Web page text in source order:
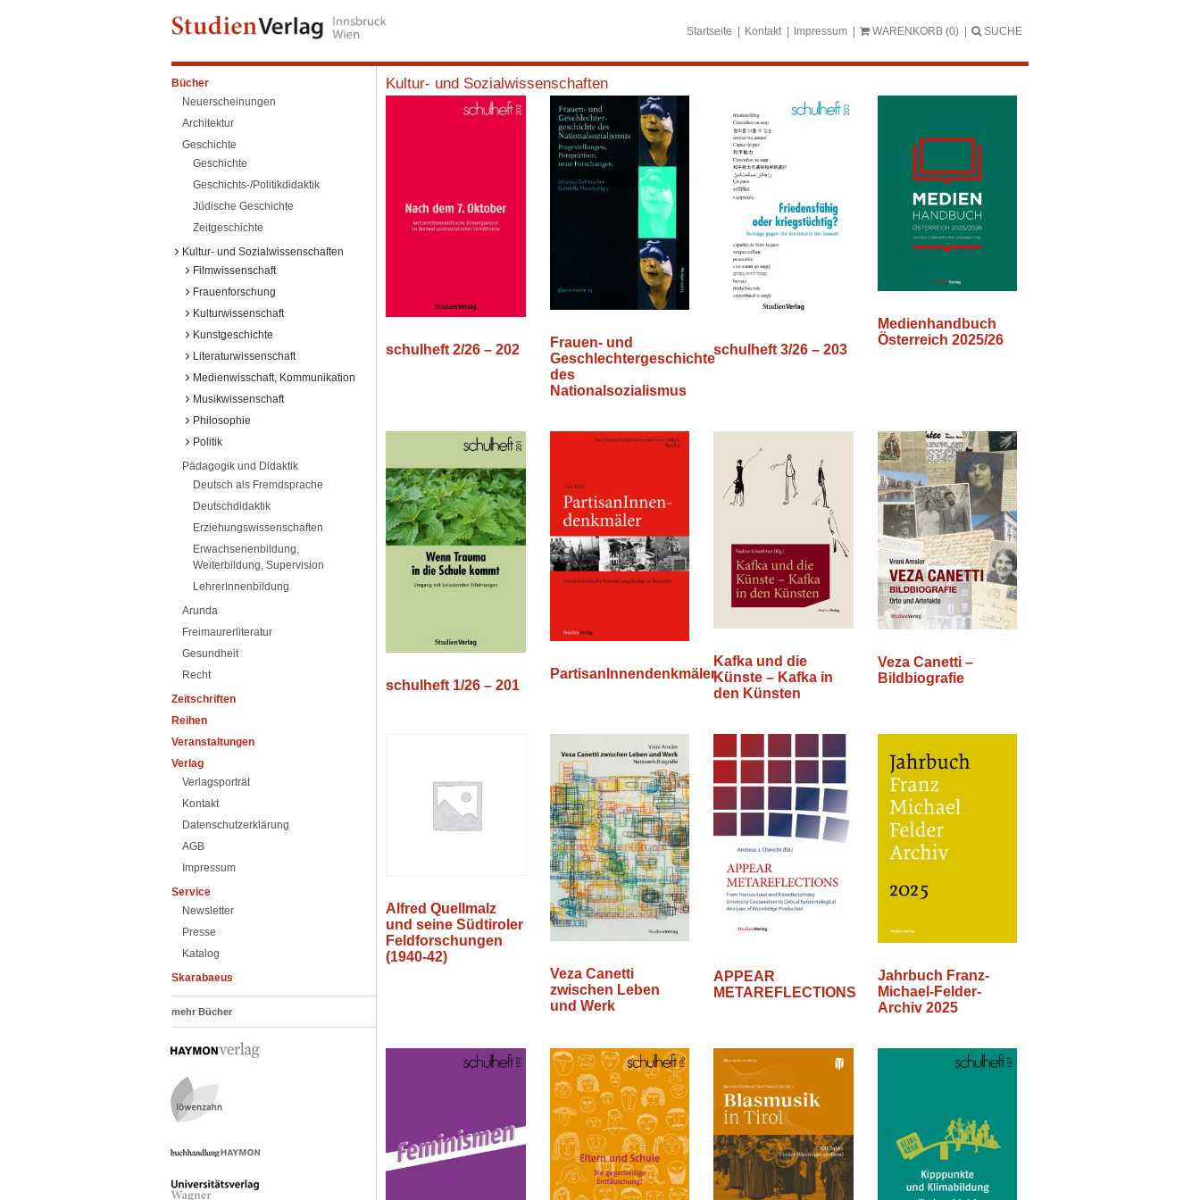
Startseite Kontakt Impressum WARENKORB (0) SUCHE
Bücher
Neuerscheinungen
Architektur
Geschichte
Geschichte
Geschichts-/Politikdidaktik
Jüdische Geschichte
Zeitgeschichte
Kultur- und Sozialwissenschaften
Filmwissenschaft
Frauenforschung
Kulturwissenschaft
Kunstgeschichte
Literaturwissenschaft
Medienwisschaft, Kommunikation
Musikwissenschaft
Philosophie
Politik
Pädagogik und Didaktik
Deutsch als Fremdsprache
Deutschdidaktik
Erziehungswissenschaften
Erwachsenenbildung,
Weiterbildung, Supervision
LehrerInnenbildung
Arunda
Freimaurerliteratur
Gesundheit
Recht
Zeitschriften
Reihen
Veranstaltungen
Verlag
Verlagsporträt
Kontakt
Datenschutzerklärung
AGB
Impressum
Service
Newsletter
Presse
Katalog
Skarabaeus
mehr Bücher
Kultur- und Sozialwissenschaften
schulheft 2/26 – 202
Frauen- und
Geschlechtergeschichte
des
Nationalsozialismus
schulheft 3/26 – 203
Medienhandbuch
Österreich 2025/26
schulheft 1/26 – 201
PartisanInnendenkmäler
Kafka und die
Künste – Kafka in
den Künsten
Veza Canetti –
Bildbiografie
Alfred Quellmalz
und seine Südtiroler
Feldforschungen
(1940-42)
Veza Canetti
zwischen Leben
und Werk
APPEAR
METAREFLECTIONS
Jahrbuch Franz-
Michael-Felder-
Archiv 2025